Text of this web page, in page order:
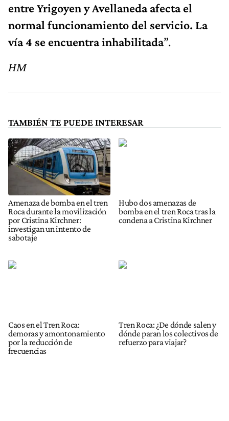
entre Yrigoyen y Avellaneda afecta el
normal funcionamiento del servicio. La
vía 4 se encuentra inhabilitada”.
HM
TAMBIÉN TE PUEDE INTERESAR
Amenaza de bomba en el tren
Roca durante la movilización
por Cristina Kirchner:
investigan un intento de
sabotaje
Hubo dos amenazas de
bomba en el tren Roca tras la
condena a Cristina Kirchner
Caos en el Tren Roca:
demoras y amontonamiento
por la reducción de
frecuencias
Tren Roca: ¿De dónde salen y
dónde paran los colectivos de
refuerzo para viajar?